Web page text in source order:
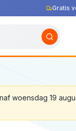
Gratis
woensdag 19